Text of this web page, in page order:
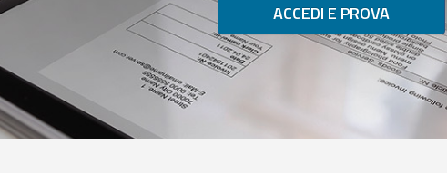
ACCEDI E PROVA